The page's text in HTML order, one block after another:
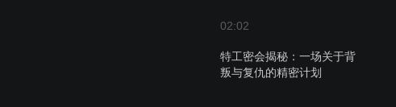
02:02
特工密会揭秘：一场关于背
叛与复仇的精密计划